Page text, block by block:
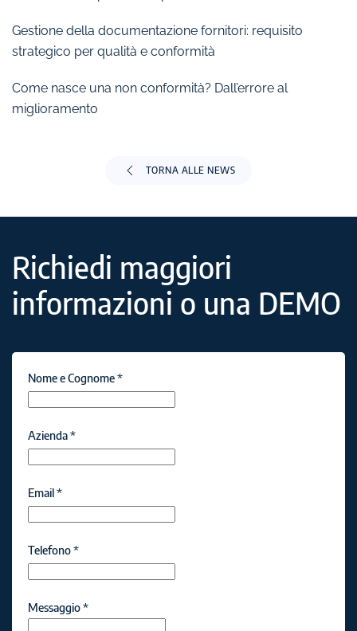
Gestione della documentazione fornitori: requisito
strategico per qualità e conformità
Come nasce una non conformità? Dall’errore al
miglioramento
TORNA ALLE NEWS
Richiedi maggiori
informazioni o una DEMO
Nome e Cognome*
Azienda*
Email*
Telefono*
Messaggio*